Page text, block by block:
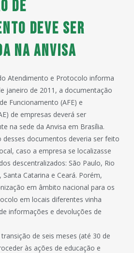
de
deve ser
na Anvisa
Atendimento e Protocolo informa
janeiro de 2011, a documentação
Funcionamento (AFE) e
de empresas deverá ser
na sede da Anvisa em Brasília.
documentos deveria ser feito
caso a empresa se localizasse
descentralizados: São Paulo, Rio
Santa Catarina e Ceará. Porém,
em âmbito nacional para os
em locais diferentes vinha
informações e devoluções de
de seis meses (até 30 de
às ações de educação e